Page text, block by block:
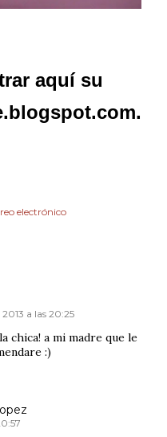
aquí su
electrónico
a las 20:25
chica! a mi madre que le
:)